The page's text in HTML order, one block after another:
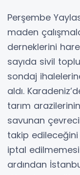
Perşembe
maden
derneklerini
sayıda sivil
sondaj
aldı.
tarım
savunan
takip
iptal
ardından